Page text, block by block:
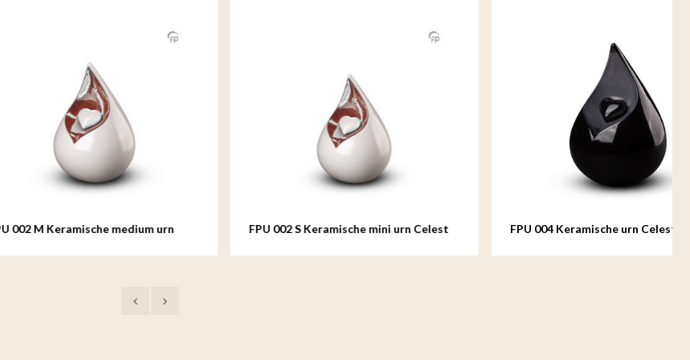
medium urn
FPU 002 S Keramische mini urn Celest FPU 004 Keramische urn Celest